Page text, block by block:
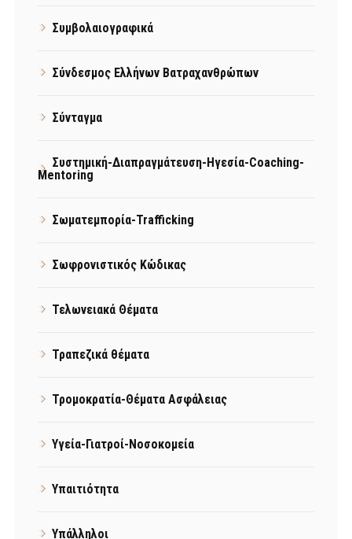
Συμβολαιογραφικά
Σύνδεσμος Ελλήνων Βατραχανθρώπων
Σύνταγμα
Συστημική-Διαπραγμάτευση-Ηγεσία-Coaching-
Mentoring
Σωματεμπορία-Trafficking
Σωφρονιστικός Κώδικας
Τελωνειακά Θέματα
Τραπεζικά θέματα
Τρομοκρατία-Θέματα Ασφάλειας
Υγεία-Γιατροί-Νοσοκομεία
Υπαιτιότητα
Υπάλληλοι